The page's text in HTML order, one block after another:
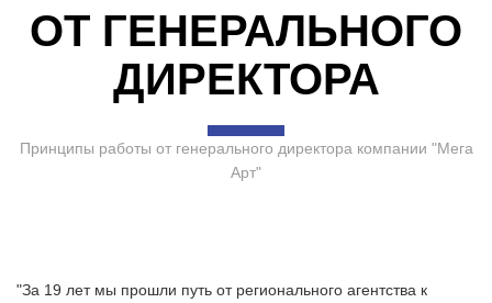
ОТ ГЕНЕРАЛЬНОГО
ДИРЕКТОРА
Принципы работы от генерального директора компании "Мега
Арт"
"За 19 лет мы прошли путь от регионального агентства к